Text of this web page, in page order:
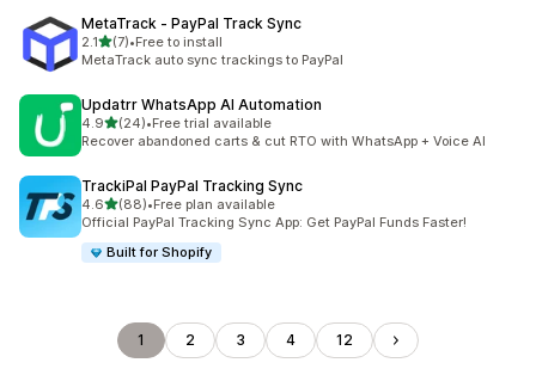
MetaTrack ‑ PayPal Track Sync
2.1滿分 5 顆星
(7)
共有 7 則評價
•Free to install
MetaTrack auto sync trackings to PayPal
Updatrr WhatsApp AI Automation
4.9滿分 5 顆星
(24)
共有 24 則評價
•Free trial available
Recover abandoned carts & cut RTO with WhatsApp + Voice AI
TrackiPal PayPal Tracking Sync
4.6滿分 5 顆星
(88)
共有 88 則評價
•Free plan available
Official PayPal Tracking Sync App: Get PayPal Funds Faster!
Built for Shopify
1 2 3 4 12